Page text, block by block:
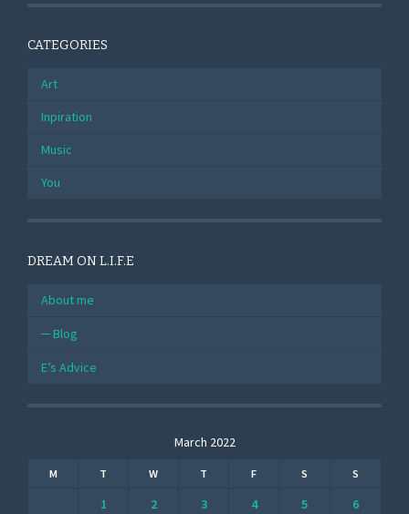
CATEGORIES
Art
Inpiration
Music
You
DREAM ON L.I.F.E
About me
Blog
E’s Advice
March 2022
M T W T F S S
1 2 3 4 5 6